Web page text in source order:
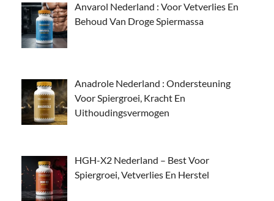
Anvarol Nederland : Voor Vetverlies En
Behoud Van Droge Spiermassa
Anadrole Nederland : Ondersteuning
Voor Spiergroei, Kracht En
Uithoudingsvermogen
HGH-X2 Nederland – Best Voor
Spiergroei, Vetverlies En Herstel